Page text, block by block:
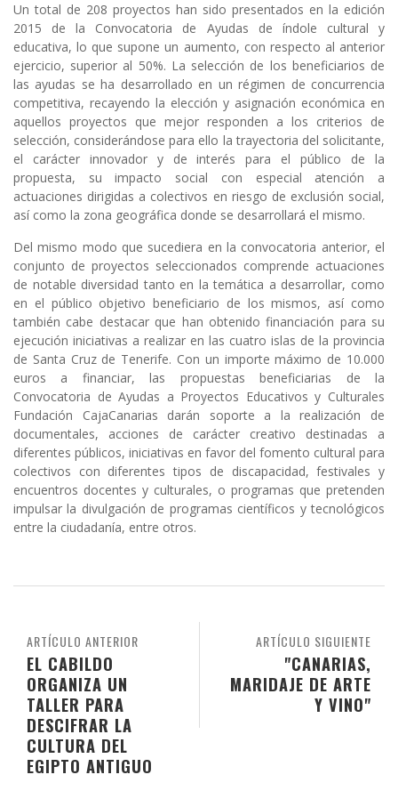
Un total de 208 proyectos han sido presentados en la edición
2015 de la Convocatoria de Ayudas de índole cultural y
educativa, lo que supone un aumento, con respecto al anterior
ejercicio, superior al 50%. La selección de los beneficiarios de
las ayudas se ha desarrollado en un régimen de concurrencia
competitiva, recayendo la elección y asignación económica en
aquellos proyectos que mejor responden a los criterios de
selección, considerándose para ello la trayectoria del solicitante,
el carácter innovador y de interés para el público de la
propuesta, su impacto social con especial atención a
actuaciones dirigidas a colectivos en riesgo de exclusión social,
así como la zona geográfica donde se desarrollará el mismo.
Del mismo modo que sucediera en la convocatoria anterior, el
conjunto de proyectos seleccionados comprende actuaciones
de notable diversidad tanto en la temática a desarrollar, como
en el público objetivo beneficiario de los mismos, así como
también cabe destacar que han obtenido financiación para su
ejecución iniciativas a realizar en las cuatro islas de la provincia
de Santa Cruz de Tenerife. Con un importe máximo de 10.000
euros a financiar, las propuestas beneficiarias de la
Convocatoria de Ayudas a Proyectos Educativos y Culturales
Fundación CajaCanarias darán soporte a la realización de
documentales, acciones de carácter creativo destinadas a
diferentes públicos, iniciativas en favor del fomento cultural para
colectivos con diferentes tipos de discapacidad, festivales y
encuentros docentes y culturales, o programas que pretenden
impulsar la divulgación de programas científicos y tecnológicos
entre la ciudadanía, entre otros.
ARTÍCULO SIGUIENTE
"CANARIAS,
MARIDAJE DE ARTE
Y VINO"
ARTÍCULO ANTERIOR
EL CABILDO
ORGANIZA UN
TALLER PARA
DESCIFRAR LA
CULTURA DEL
EGIPTO ANTIGUO